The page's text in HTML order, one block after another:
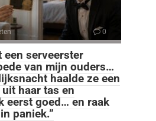
0
een serveerster
van mijn ouders…
haalde ze een
haar tas en
eerst goed… en raak
paniek.”